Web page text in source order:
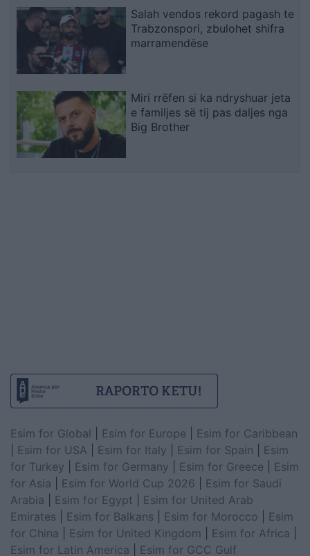
Salah vendos rekord pagash te
Trabzonspori, zbulohet shifra
marramendëse
Miri rrëfen si ka ndryshuar jeta
e familjes së tij pas daljes nga
Big Brother
Esim for Global Esim for Europe
Esim for Caribbean
Esim for USA Esim for Italy Esim for Spain
Esim
for Turkey
Esim for Germany Esim for Greece
Esim
for Asia
Esim for World Cup 2026
Esim for Saudi
Arabia
Esim for Egypt
Esim for United Arab
Emirates
Esim for Balkans Esim for Morocco
Esim
for China
Esim for United Kingdom Esim for Africa
Esim for Latin America
Esim for GCC Gulf